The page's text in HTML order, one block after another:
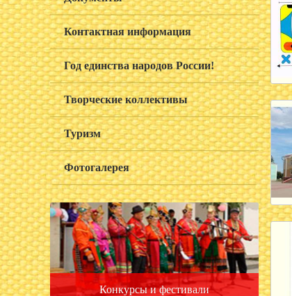
Контактная информация
Год единства народов России!
Творческие коллективы
Туризм
Фотогалерея
Конкурсы и фестивали